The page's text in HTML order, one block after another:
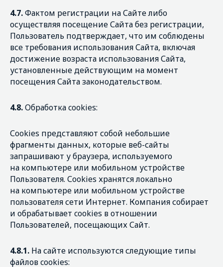
4.7.Фактом регистрации на Сайте либо
осуществляя посещение Сайта без регистрации,
Пользователь подтверждает, что им соблюдены
все требования использования Сайта, включая
достижение возраста использования Сайта,
установленные действующим на момент
посещения Сайта законодательством.
4.8.Обработка cookies:
Сookies представляют собой небольшие
фрагменты данных, которые веб-сайты
запрашивают у браузера, используемого
на компьютере или мобильном устройстве
Пользователя. Сookies хранятся локально
на компьютере или мобильном устройстве
пользователя сети Интернет. Компания собирает
и обрабатывает cookies в отношении
Пользователей, посещающих Сайт.
4.8.1. На сайте используются следующие типы
файлов cookies: